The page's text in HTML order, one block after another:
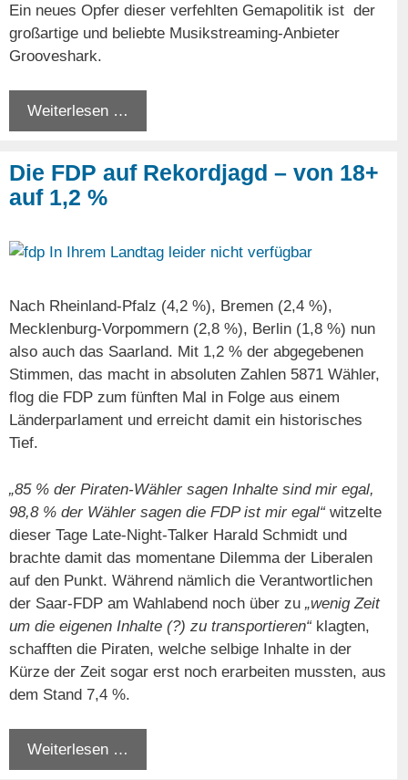
Ein neues Opfer dieser verfehlten Gemapolitik ist der
großartige und beliebte Musikstreaming-Anbieter
Grooveshark.
Weiterlesen …
Die FDP auf Rekordjagd – von 18+
auf 1,2 %
Nach Rheinland-Pfalz (4,2 %), Bremen (2,4 %),
Mecklenburg-Vorpommern (2,8 %), Berlin (1,8 %) nun
also auch das Saarland. Mit 1,2 % der abgegebenen
Stimmen, das macht in absoluten Zahlen 5871 Wähler,
flog die FDP zum fünften Mal in Folge aus einem
Länderparlament und erreicht damit ein historisches
Tief.
„85 % der Piraten-Wähler sagen Inhalte sind mir egal,
98,8 % der Wähler sagen die FDP ist mir egal“ witzelte
dieser Tage Late-Night-Talker Harald Schmidt und
brachte damit das momentane Dilemma der Liberalen
auf den Punkt. Während nämlich die Verantwortlichen
der Saar-FDP am Wahlabend noch über zu „wenig Zeit
um die eigenen Inhalte (?) zu transportieren“ klagten,
schafften die Piraten, welche selbige Inhalte in der
Kürze der Zeit sogar erst noch erarbeiten mussten, aus
dem Stand 7,4 %.
Weiterlesen …